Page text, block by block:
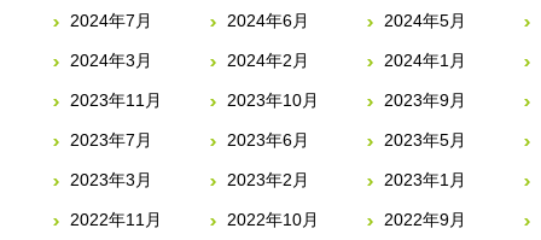
2024年7月 2024年6月 2024年5月
2024年3月 2024年2月 2024年1月
2023年11月 2023年10月 2023年9月
2023年7月 2023年6月 2023年5月
2023年3月 2023年2月 2023年1月
2022年11月 2022年10月 2022年9月